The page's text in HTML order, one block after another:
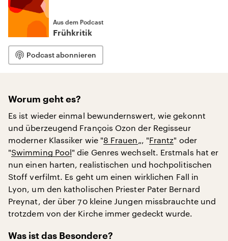
Aus dem Podcast
Frühkritik
Podcast abonnieren
Worum geht es?
Es ist wieder einmal bewundernswert, wie gekonnt
und überzeugend François Ozon der Regisseur
moderner Klassiker wie "8 Frauen „, "Frantz" oder
"Swimming Pool" die Genres wechselt. Erstmals hat er
nun einen harten, realistischen und hochpolitischen
Stoff verfilmt. Es geht um einen wirklichen Fall in
Lyon, um den katholischen Priester Pater Bernard
Preynat, der über 70 kleine Jungen missbrauchte und
trotzdem von der Kirche immer gedeckt wurde.
Was ist das Besondere?